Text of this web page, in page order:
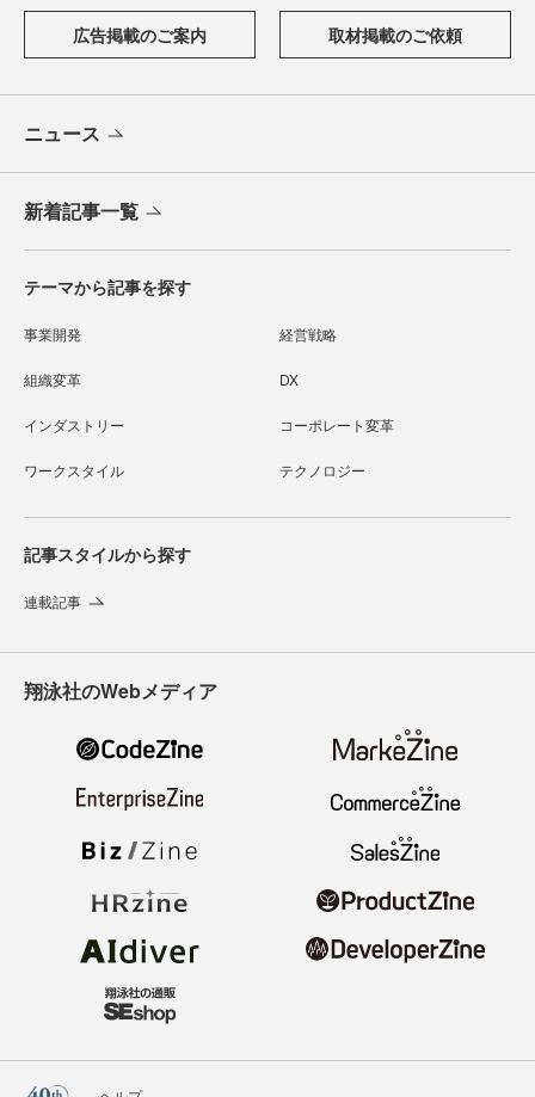
広告掲載のご案内 取材掲載のご依頼
ニュース
新着記事一覧
テーマから記事を探す
事業開発 経営戦略
組織変革 DX
インダストリー コーポレート変革
ワークスタイル テクノロジー
記事スタイルから探す
連載記事
翔泳社のWebメディア